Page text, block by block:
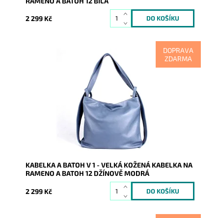
2 299 Kč
DOPRAVA
ZDARMA
Kabelka na rameno a batoh v jednom provedení!
Moderní italský kvalitní kožený doplněk každé ženy.
Skladem
9854
Vera Pelle
2 roky
KABELKA A BATOH V 1 - VELKÁ KOŽENÁ KABELKA NA
RAMENO A BATOH 12 DŽÍNOVĚ MODRÁ
2 299 Kč